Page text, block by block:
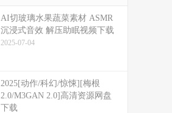
​​AI切玻璃水果蔬菜素材 ASMR
沉浸式音效 解压助眠视频下载
2025-07-04
2025[动作/科幻/惊悚][梅根
2.0/M3GAN 2.0]高清资源网盘
下载